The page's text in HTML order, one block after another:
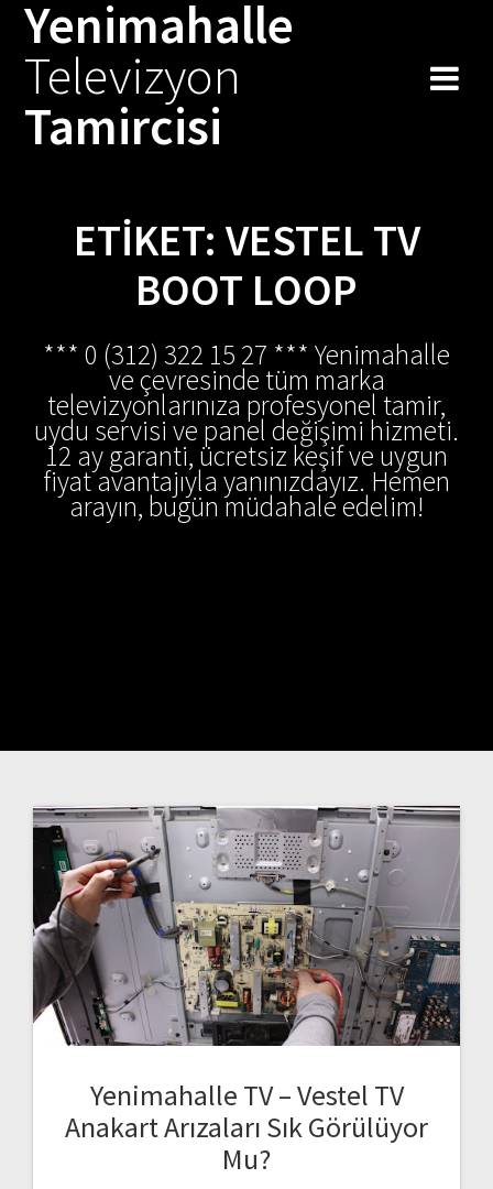
Skip
to
Yenimahalle
Televizyon
Tamircisi
ETIKET: VESTEL TV
BOOT LOOP
*** 0 (312) 322 15 27 *** Yenimahalle
ve çevresinde tüm marka
televizyonlarınıza profesyonel tamir,
uydu servisi ve panel değişimi hizmeti.
12 ay garanti, ücretsiz keşif ve uygun
fiyat avantajıyla yanınızdayız. Hemen
arayın, bugün müdahale edelim!
Yenimahalle TV – Vestel TV
Anakart Arızaları Sık Görülüyor
Mu?